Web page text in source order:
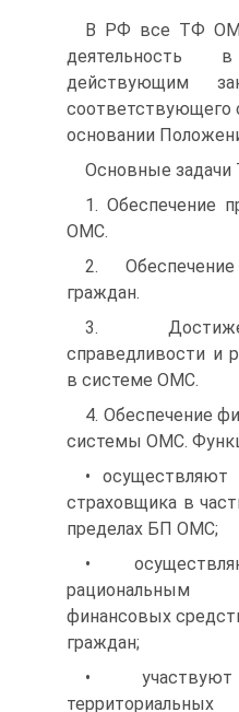
В РФ все ТФ
деятельность
действующим
соответствующего
основании
Основные
1. Обеспечение
ОМС.
2.
граждан.
3.
справедливости и
в системе ОМС.
4. Обеспечение
системы ОМС.
• осуществляют
страховщика в
пределах БП ОМС;
•
финансовых
граждан;
•